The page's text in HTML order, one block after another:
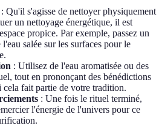
: Qu'il s'agisse de nettoyer physiquement
un nettoyage énergétique, il est
propice. Par exemple, passez un
salée sur les surfaces pour le
: Utilisez de l'eau aromatisée ou des
tout en prononçant des bénédictions
cela fait partie de votre tradition.
: Une fois le rituel terminé,
l'énergie de l'univers pour ce